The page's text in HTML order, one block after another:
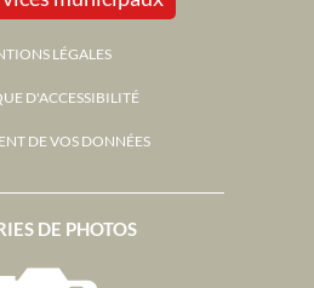
DE PHOTOS
LÉGALES
D'ACCESSIBILITÉ
DE VOS DONNÉES